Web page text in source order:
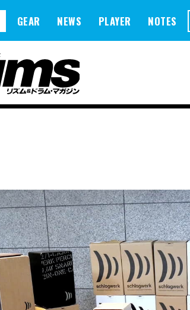
GEAR NEWS PLAYER NOTES